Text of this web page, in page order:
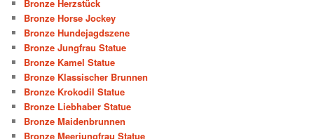
Bronze Herzstück
Bronze Horse Jockey
Bronze Hundejagdszene
Bronze Jungfrau Statue
Bronze Kamel Statue
Bronze Klassischer Brunnen
Bronze Krokodil Statue
Bronze Liebhaber Statue
Bronze Maidenbrunnen
Bronze Meerjungfrau Statue